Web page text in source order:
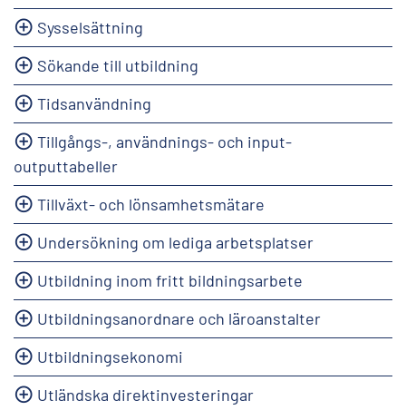
Sysselsättning
Sökande till utbildning
Tidsanvändning
Tillgångs-, användnings- och input-
outputtabeller
Tillväxt- och lönsamhetsmätare
Undersökning om lediga arbetsplatser
Utbildning inom fritt bildningsarbete
Utbildningsanordnare och läroanstalter
Utbildningsekonomi
Utländska direktinvesteringar